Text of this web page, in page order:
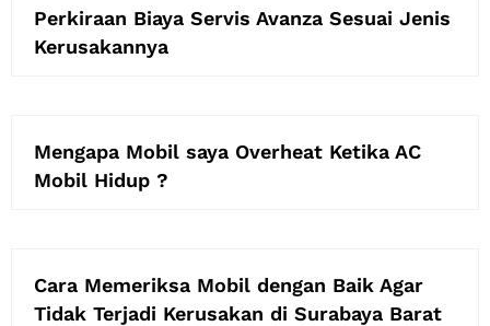
Perkiraan Biaya Servis Avanza Sesuai Jenis
Kerusakannya
Mengapa Mobil saya Overheat Ketika AC
Mobil Hidup ?
Cara Memeriksa Mobil dengan Baik Agar
Tidak Terjadi Kerusakan di Surabaya Barat